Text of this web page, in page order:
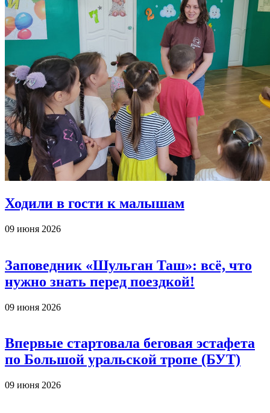
Ходили в гости к малышам
09 июня 2026
Заповедник «Шульган Таш»: всё, что
нужно знать перед поездкой!
09 июня 2026
Впервые стартовала беговая эстафета
по Большой уральской тропе (БУТ)
09 июня 2026